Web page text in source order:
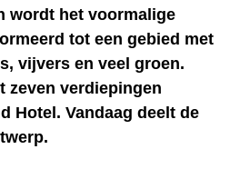
wordt het voormalige
tot een gebied met
vijvers en veel groen.
zeven verdiepingen
Hotel. Vandaag deelt de